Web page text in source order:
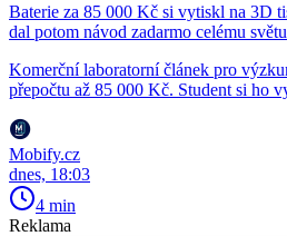
Baterie za 85 000 Kč si vytiskl na 3D
dal potom návod zadarmo celému světu
Komerční laboratorní článek pro
přepočtu až 85 000 Kč. Student si ho
Mobify.cz
dnes, 18:03
4 min
Reklama